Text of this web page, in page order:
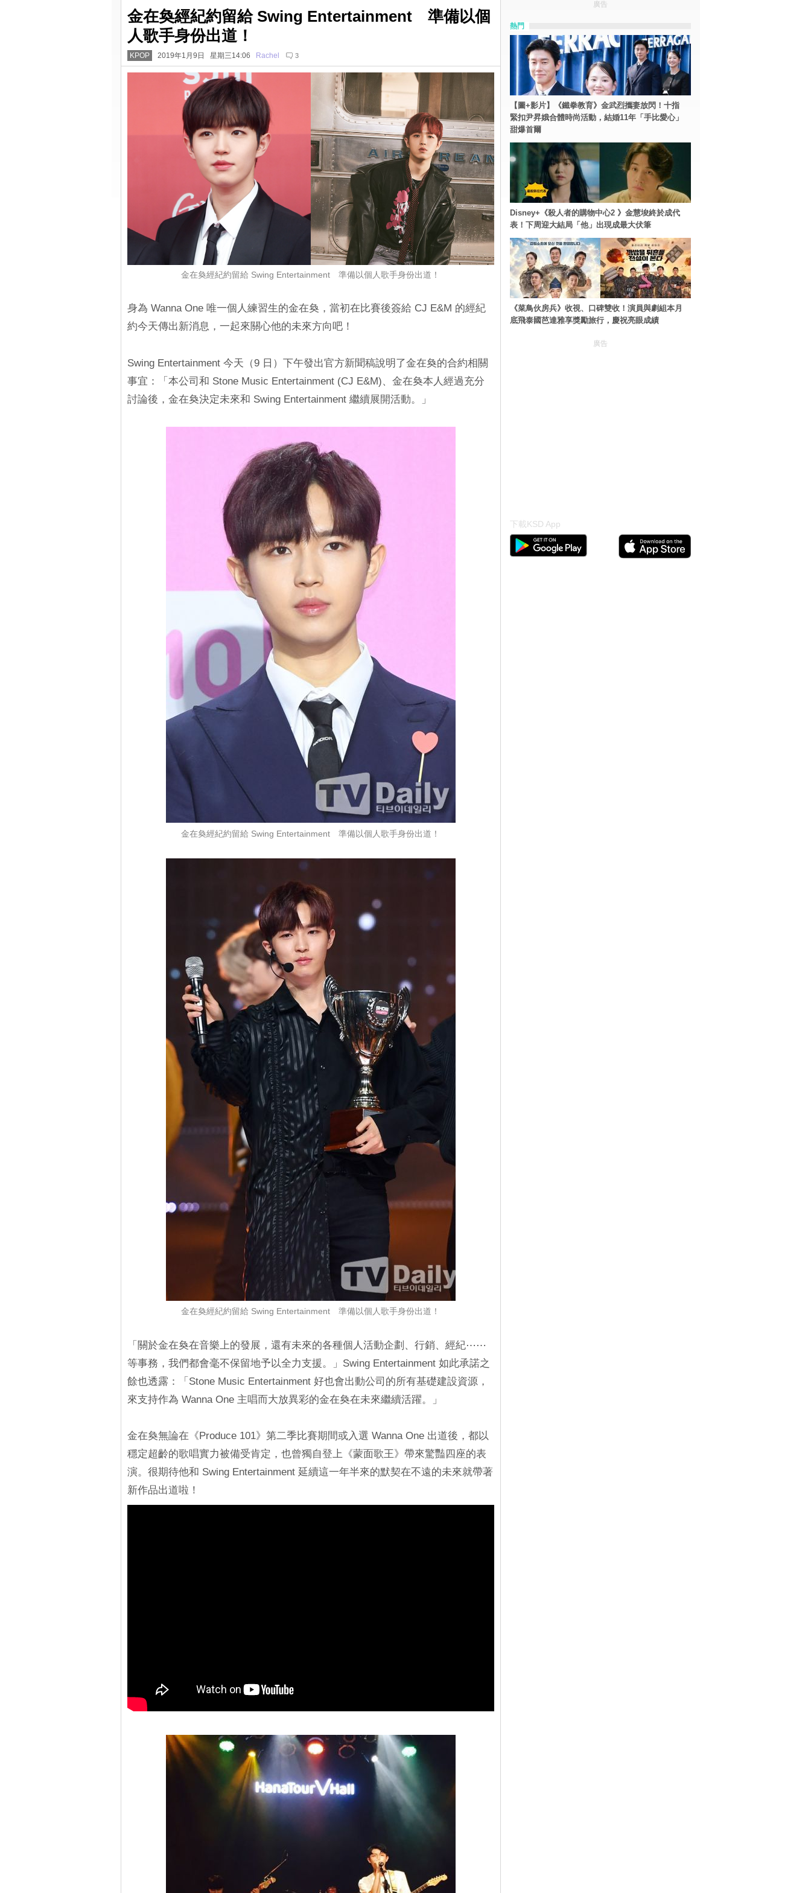
金在奐經紀約留給 Swing Entertainment 準備以個
人歌手身份出道！
KPOP 2019年1月9日 星期三14:06 Rachel 3
金在奐經紀約留給 Swing Entertainment 準備以個人歌手身份出道！
身為 Wanna One 唯一個人練習生的金在奐，當初在比賽後簽給 CJ E&M 的經紀
約今天傳出新消息，一起來關心他的未來方向吧！
Swing Entertainment 今天（9 日）下午發出官方新聞稿說明了金在奐的合約相關
事宜：「本公司和 Stone Music Entertainment (CJ E&M)、金在奐本人經過充分
討論後，金在奐決定未來和 Swing Entertainment 繼續展開活動。」
金在奐經紀約留給 Swing Entertainment 準備以個人歌手身份出道！
金在奐經紀約留給 Swing Entertainment 準備以個人歌手身份出道！
「關於金在奐在音樂上的發展，還有未來的各種個人活動企劃、行銷、經紀⋯⋯
等事務，我們都會毫不保留地予以全力支援。」Swing Entertainment 如此承諾之
餘也透露：「Stone Music Entertainment 好也會出動公司的所有基礎建設資源，
來支持作為 Wanna One 主唱而大放異彩的金在奐在未來繼續活躍。」
金在奐無論在《Produce 101》第二季比賽期間或入選 Wanna One 出道後，都以
穩定超齡的歌唱實力被備受肯定，也曾獨自登上《蒙面歌王》帶來驚豔四座的表
演。很期待他和 Swing Entertainment 延續這一年半來的默契在不遠的未來就帶著
新作品出道啦！
廣告
熱門
【圖+影片】《鐵拳教育》金武烈攜妻放閃！十指
緊扣尹昇娥合體時尚活動，結婚11年「手比愛心」
甜爆首爾
Disney+《殺人者的購物中心2 》金慧埈終於成代
表！下周迎大結局「他」出現成最大伏筆
《菜鳥伙房兵》收視、口碑雙收！演員與劇組本月
底飛泰國芭達雅享獎勵旅行，慶祝亮眼成績
廣告
下載KSD App